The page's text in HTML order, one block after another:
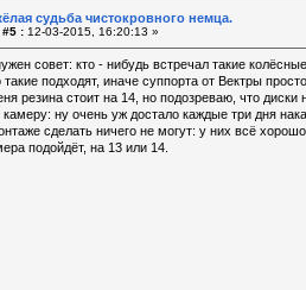
судьба чистокровного немца.
#5 : 12-03-2015, 16:20:13 »
совет: кто - нибудь встречал такие
такие подходят, иначе суппорта от Вектры
резина стоит на 14, но подозреваю, что диски
камеру: ну очень уж достало каждые три дня
сделать ничего не могут: у них всё
подойдёт, на 13 или 14.